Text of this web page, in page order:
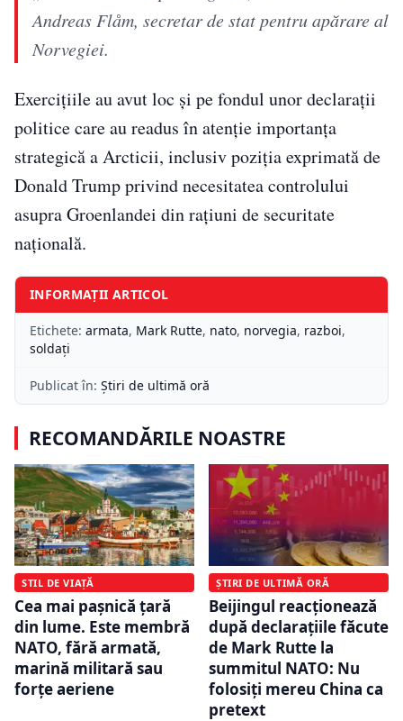
Andreas Flåm, secretar de stat pentru apărare al
Norvegiei.
Exercițiile au avut loc și pe fondul unor declarații
politice care au readus în atenție importanța
strategică a Arcticii, inclusiv poziția exprimată de
Donald Trump privind necesitatea controlului
asupra Groenlandei din rațiuni de securitate
națională.
INFORMAȚII ARTICOL
Etichete: armata, Mark Rutte, nato, norvegia, razboi,
soldați
Publicat în: Știri de ultimă oră
RECOMANDĂRILE NOASTRE
STIL DE VIAȚĂ
Cea mai pașnică țară
din lume. Este membră
NATO, fără armată,
marină militară sau
forțe aeriene
ȘTIRI DE ULTIMĂ ORĂ
Beijingul reacționează
după declarațiile făcute
de Mark Rutte la
summitul NATO: Nu
folosiţi mereu China ca
pretext